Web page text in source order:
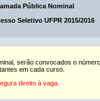
Pública Nominal
Seletivo UFPR 2015/2016
serão convocados o
em cada curso.
direito à vaga.